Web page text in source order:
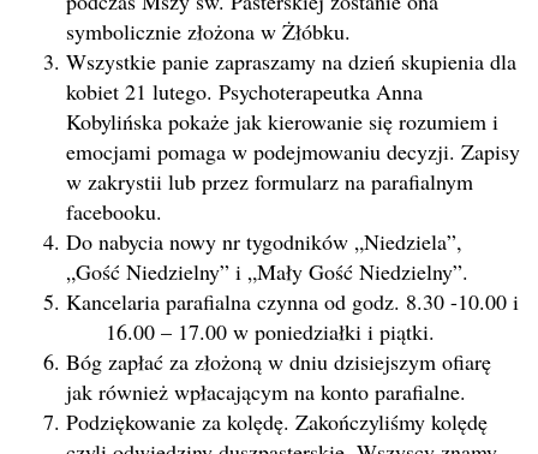
symbolicznie złożona w Żłóbku.
Wszystkie panie zapraszamy na dzień skupienia dla
kobiet 21 lutego. Psychoterapeutka Anna
Kobylińska pokaże jak kierowanie się rozumiem i
emocjami pomaga w podejmowaniu decyzji. Zapisy
w zakrystii lub przez formularz na parafialnym
facebooku.
Do nabycia nowy nr tygodników „Niedziela”,
„Gość Niedzielny” i „Mały Gość Niedzielny”.
Kancelaria parafialna czynna od godz. 8.30 -10.00 i
16.00 – 17.00 w poniedziałki i piątki.
Bóg zapłać za złożoną w dniu dzisiejszym ofiarę
jak również wpłacającym na konto parafialne.
Podziękowanie za kolędę. Zakończyliśmy kolędę